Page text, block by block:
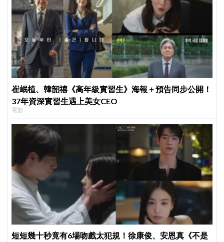
崔岷植、韓韶禧《高年級實習生》海報＋預告同步公開！
37年資深實習生遇上美女CEO
電影
短短幾十秒竟有6場吻戲太犯規！徐康俊、安恩真《不是